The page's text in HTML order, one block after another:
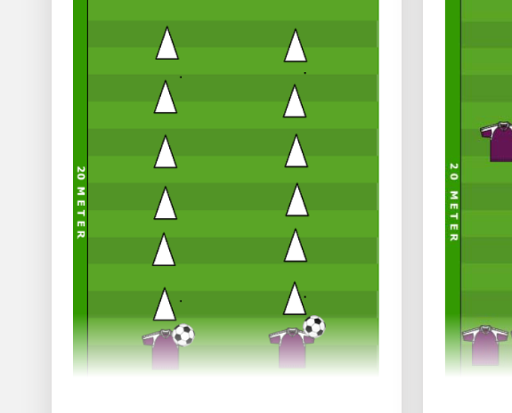
Het
Je kunt
is
4)Bij een
speler uit